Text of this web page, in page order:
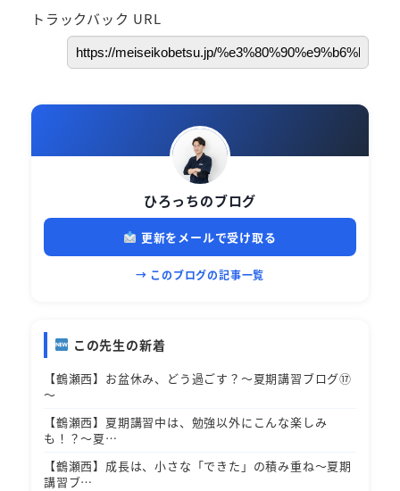
トラックバック URL
ひろっちのブログ
更新をメールで受け取る
→ このブログの記事一覧
この先生の新着
【鶴瀬西】お盆休み、どう過ごす？～夏期講習ブログ⑰
～
【鶴瀬西】夏期講習中は、勉強以外にこんな楽しみ
も！？～夏…
【鶴瀬西】成長は、小さな「できた」の積み重ね～夏期
講習ブ…